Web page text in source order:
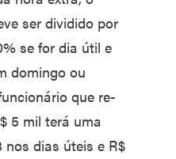
ser dividido por
se for dia útil e
domingo ou
que re­
5 mil terá uma
nos dias úteis e R$